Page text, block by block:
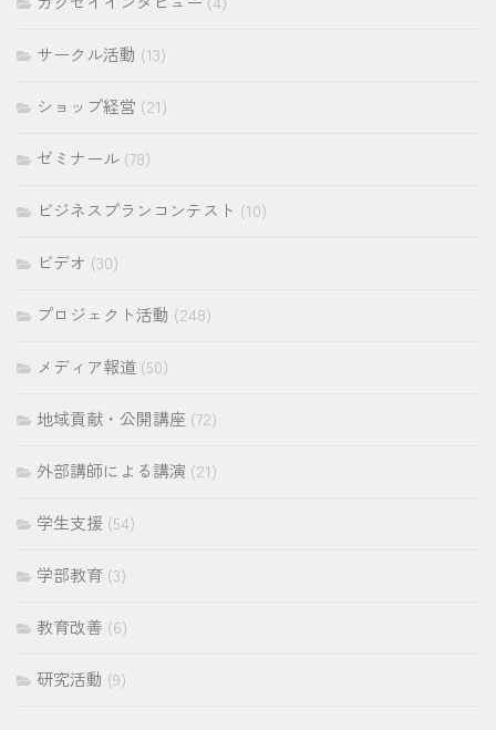
サークル活動 (13)
ショップ経営 (21)
ゼミナール (78)
ビジネスプランコンテスト (10)
ビデオ (30)
プロジェクト活動 (248)
メディア報道 (50)
地域貢献・公開講座 (72)
外部講師による講演 (21)
学生支援 (54)
学部教育 (3)
教育改善 (6)
研究活動 (9)